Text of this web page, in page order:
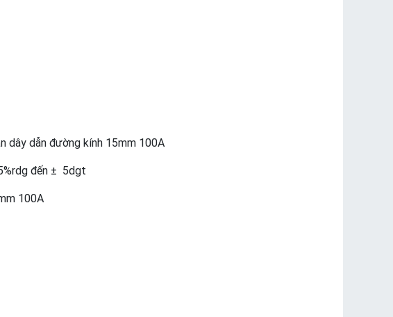
dây dẫn đường kính 15mm 100A
đến ± 5dgt
100A